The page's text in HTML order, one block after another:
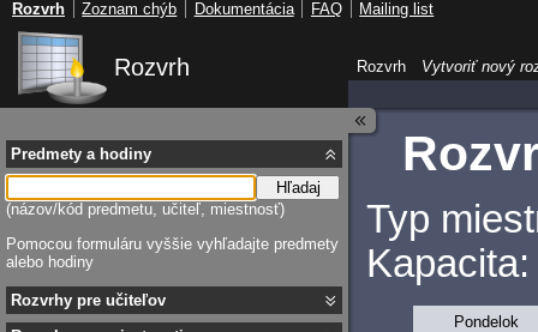
Rozvrh
Typ
Pondelok
Predmety a hodiny
Hľadaj
(názov/kód predmetu, učiteľ, miestnosť)
Pomocou formuláru vyššie vyhľadajte predmety
alebo hodiny
Rozvrhy pre učiteľov
Rozvrh Vytvoriť nový
Rozvrh Zoznam chýb Dokumentácia FAQ Mailing list